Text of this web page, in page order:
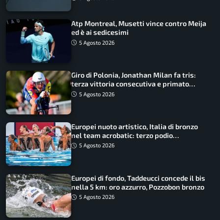
Atp Montreal, Musetti vince contro Meija
ed è ai sedicesimi
5 Agosto 2026
Giro di Polonia, Jonathan Milan fa tris:
terza vittoria consecutiva e primato
rafforzato
5 Agosto 2026
Europei nuoto artistico, Italia di bronzo
nel team acrobatic: terzo podio
consecutivo
5 Agosto 2026
Europei di fondo, Taddeucci concede il bis
nella 5 km: oro azzurro, Pozzobon bronzo
5 Agosto 2026